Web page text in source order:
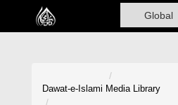
Home
Dawat-e-Islami Media Library